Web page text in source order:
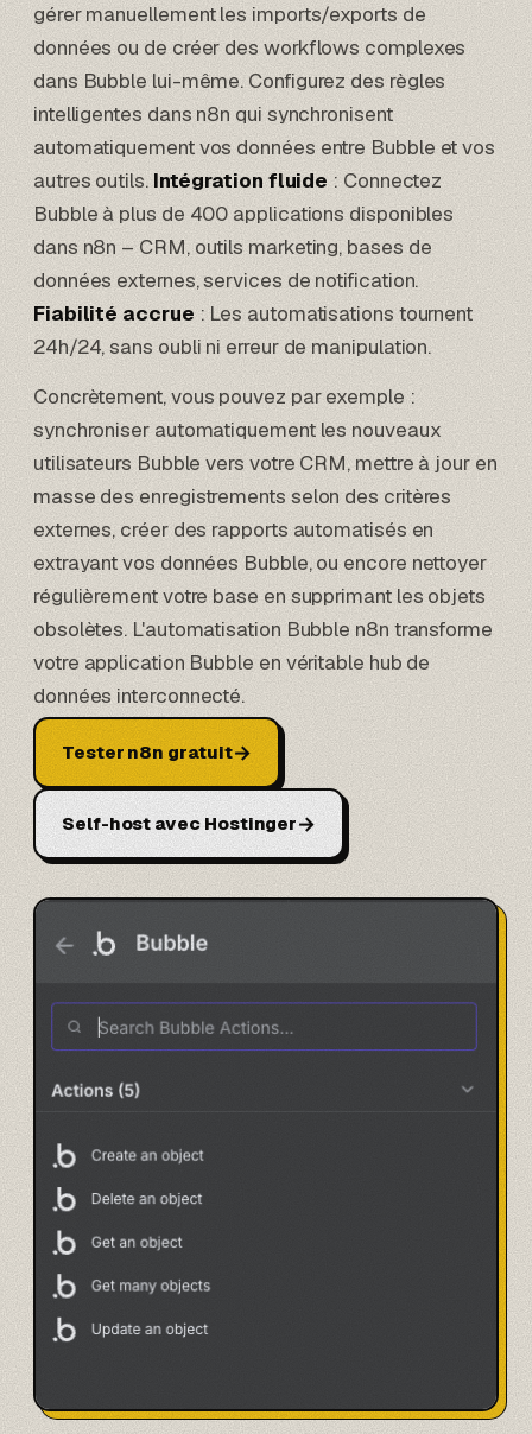
gérer manuellement les imports/exports de
données ou de créer des workflows complexes
dans Bubble lui-même. Configurez des règles
intelligentes dans n8n qui synchronisent
automatiquement vos données entre Bubble et vos
autres outils. Intégration fluide : Connectez
Bubble à plus de 400 applications disponibles
dans n8n – CRM, outils marketing, bases de
données externes, services de notification.
Fiabilité accrue : Les automatisations tournent
24h/24, sans oubli ni erreur de manipulation.
Concrètement, vous pouvez par exemple :
synchroniser automatiquement les nouveaux
utilisateurs Bubble vers votre CRM, mettre à jour en
masse des enregistrements selon des critères
externes, créer des rapports automatisés en
extrayant vos données Bubble, ou encore nettoyer
régulièrement votre base en supprimant les objets
obsolètes. L'automatisation Bubble n8n transforme
votre application Bubbleen véritable hub de
données interconnecté.
Tester n8n gratuit→
Self-host avec Hostinger→